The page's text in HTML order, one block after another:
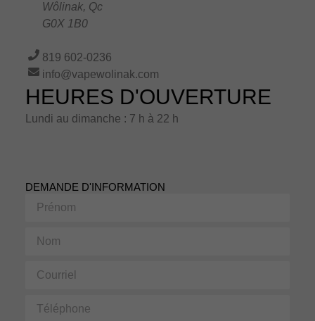
Wôlinak, Qc
G0X 1B0
819 602-0236
info@vapewolinak.com
HEURES D'OUVERTURE
Lundi au dimanche : 7 h à 22 h
DEMANDE D'INFORMATION
Prénom
Téléphone